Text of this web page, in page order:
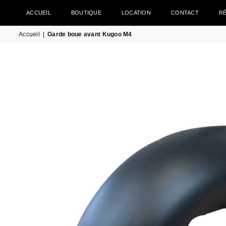
ACCUEIL BOUTIQUE LOCATION CONTACT
Accueil Garde boue avant Kugoo M4